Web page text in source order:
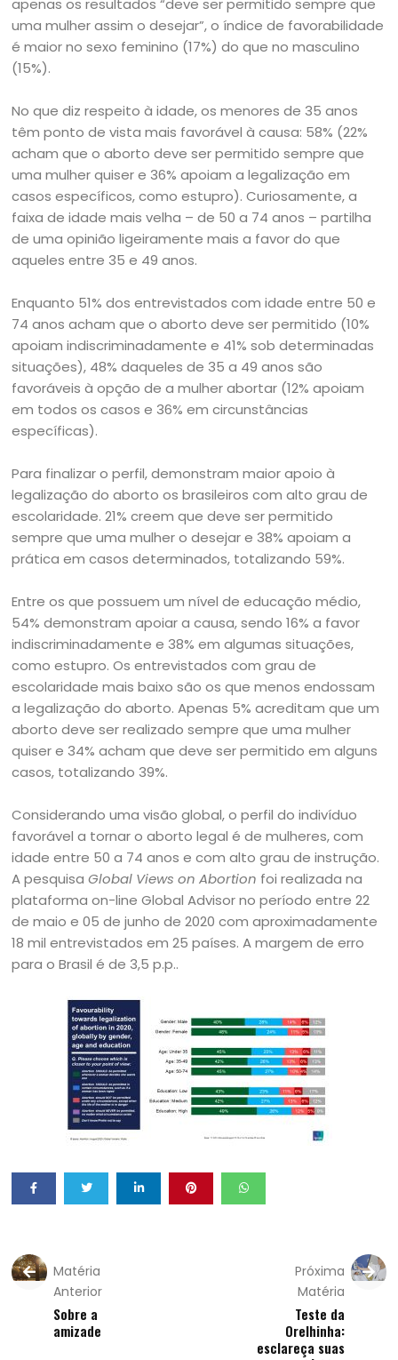
apenas os resultados “deve ser permitido sempre que
uma mulher assim o desejar”, o índice de favorabilidade
é maior no sexo feminino (17%) do que no masculino
(15%).
No que diz respeito à idade, os menores de 35 anos
têm ponto de vista mais favorável à causa: 58% (22%
acham que o aborto deve ser permitido sempre que
uma mulher quiser e 36% apoiam a legalização em
casos específicos, como estupro). Curiosamente, a
faixa de idade mais velha – de 50 a 74 anos – partilha
de uma opinião ligeiramente mais a favor do que
aqueles entre 35 e 49 anos.
Enquanto 51% dos entrevistados com idade entre 50 e
74 anos acham que o aborto deve ser permitido (10%
apoiam indiscriminadamente e 41% sob determinadas
situações), 48% daqueles de 35 a 49 anos são
favoráveis à opção de a mulher abortar (12% apoiam
em todos os casos e 36% em circunstâncias
específicas).
Para finalizar o perfil, demonstram maior apoio à
legalização do aborto os brasileiros com alto grau de
escolaridade. 21% creem que deve ser permitido
sempre que uma mulher o desejar e 38% apoiam a
prática em casos determinados, totalizando 59%.
Entre os que possuem um nível de educação médio,
54% demonstram apoiar a causa, sendo 16% a favor
indiscriminadamente e 38% em algumas situações,
como estupro. Os entrevistados com grau de
escolaridade mais baixo são os que menos endossam
a legalização do aborto. Apenas 5% acreditam que um
aborto deve ser realizado sempre que uma mulher
quiser e 34% acham que deve ser permitido em alguns
casos, totalizando 39%.
Considerando uma visão global, o perfil do indivíduo
favorável a tornar o aborto legal é de mulheres, com
idade entre 50 a 74 anos e com alto grau de instrução.
A pesquisaGlobal Views on Abortion foi realizada na
plataforma on-line Global Advisor no período entre 22
de maio e 05 de junho de 2020 com aproximadamente
18 mil entrevistados em 25 países. A margem de erro
para o Brasil é de 3,5 p.p..
Matéria
Anterior
Sobre a
amizade
Próxima
Matéria
Teste da
Orelhinha:
esclareça suas